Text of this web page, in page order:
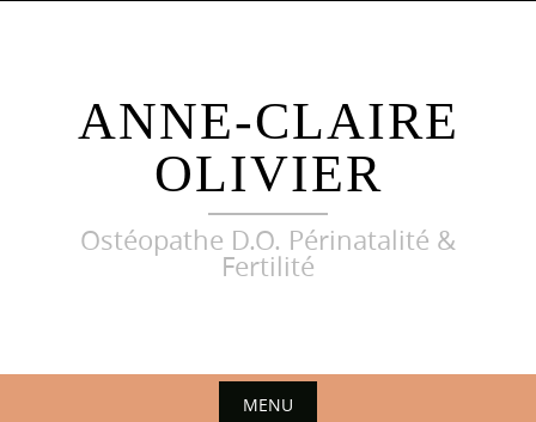
ANNE-CLAIRE
OLIVIER
Ostéopathe D.O. Périnatalité &
Fertilité
MENU